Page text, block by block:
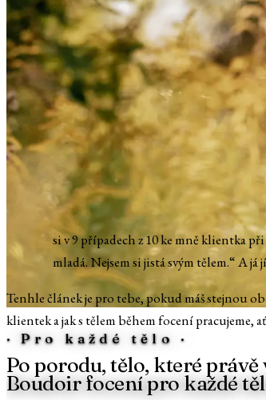
·Pro každé tělo ·
Boudoir focení pro každé
A si v 9 případech z 10 ke mně klientka
mladá. Nejsem si jistá svým tělem.“ A
Tenhle článek je pro tebe, pokud máš stejnou
klientek a jak s tělem během focení pracujeme, ať
Po porodu, tělo, které